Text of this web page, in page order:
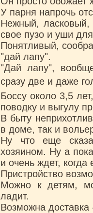
У парня напрочь
Нежный, ласковый,
свое пузо и уши
Понятливый,
"дай лапу".
"Дай лапу",
сразу две и даже
Боссу около 3,5
поводку и выгулу
В быту
в доме, так и
Ну что еще
хозяином. Ну а
и очень ждет, когда
Пристройство
Можно к детям,
ладит.
Возможна